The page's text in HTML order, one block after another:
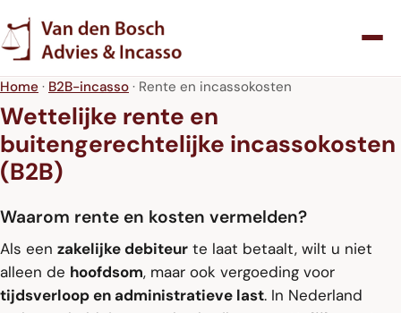
Home · B2B-incasso · Rente en incassokosten
Wettelijke rente en
buitengerechtelijke incassokosten
(B2B)
Waarom rente en kosten vermelden?
Als een zakelijke debiteur te laat betaalt, wilt u niet
alleen de hoofdsom, maar ook vergoeding voor
tijdsverloop en administratieve last. In Nederland